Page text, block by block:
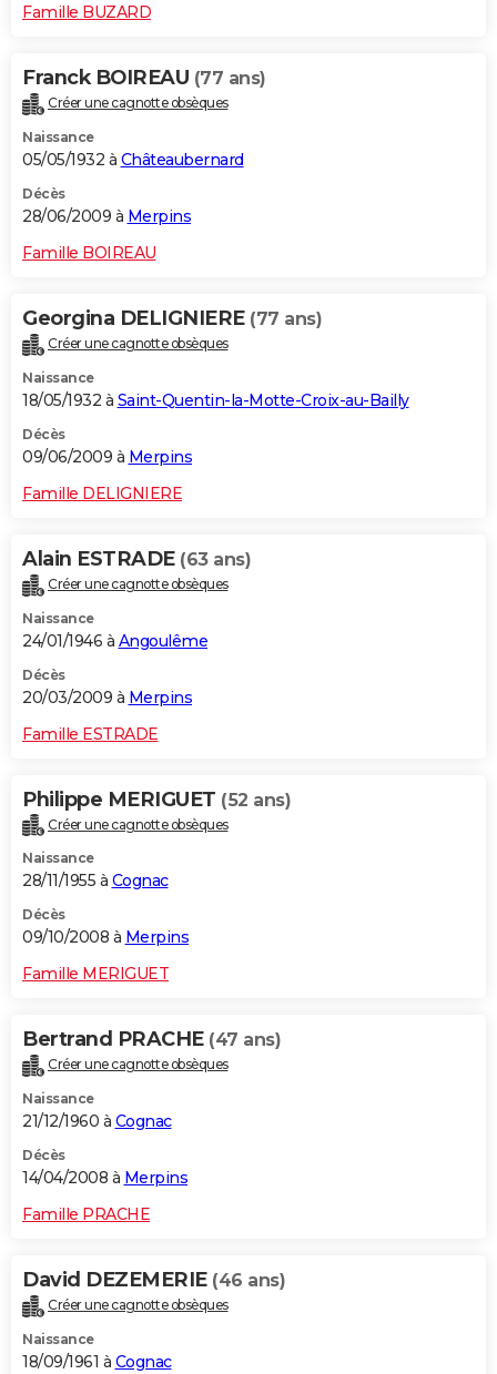
Famille BUZARD
Franck BOIREAU (77 ans)
Créer une cagnotte obsèques
Naissance
05/05/1932 à Châteaubernard
Décès
28/06/2009 à Merpins
Famille BOIREAU
Georgina DELIGNIERE (77 ans)
Créer une cagnotte obsèques
Naissance
18/05/1932 à Saint-Quentin-la-Motte-Croix-au-Bailly
Décès
09/06/2009 à Merpins
Famille DELIGNIERE
Alain ESTRADE (63 ans)
Créer une cagnotte obsèques
Naissance
24/01/1946 à Angoulême
Décès
20/03/2009 à Merpins
Famille ESTRADE
Philippe MERIGUET (52 ans)
Créer une cagnotte obsèques
Naissance
28/11/1955 à Cognac
Décès
09/10/2008 à Merpins
Famille MERIGUET
Bertrand PRACHE (47 ans)
Créer une cagnotte obsèques
Naissance
21/12/1960 à Cognac
Décès
14/04/2008 à Merpins
Famille PRACHE
David DEZEMERIE (46 ans)
Créer une cagnotte obsèques
Naissance
18/09/1961 à Cognac